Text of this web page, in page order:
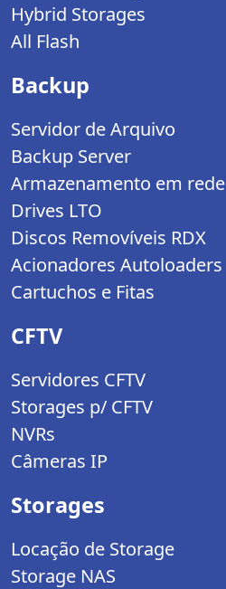
Hybrid Storages
All Flash
Backup
Servidor de Arquivo
Backup Server
Armazenamento em rede
Drives LTO
Discos Removíveis RDX
Acionadores Autoloaders
Cartuchos e Fitas
CFTV
Servidores CFTV
Storages p/ CFTV
NVRs
Câmeras IP
Storages
Locação de Storage
Storage NAS